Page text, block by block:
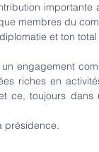
importante
membres du
et ton
engagement
riches en
ce, toujours
présidence.